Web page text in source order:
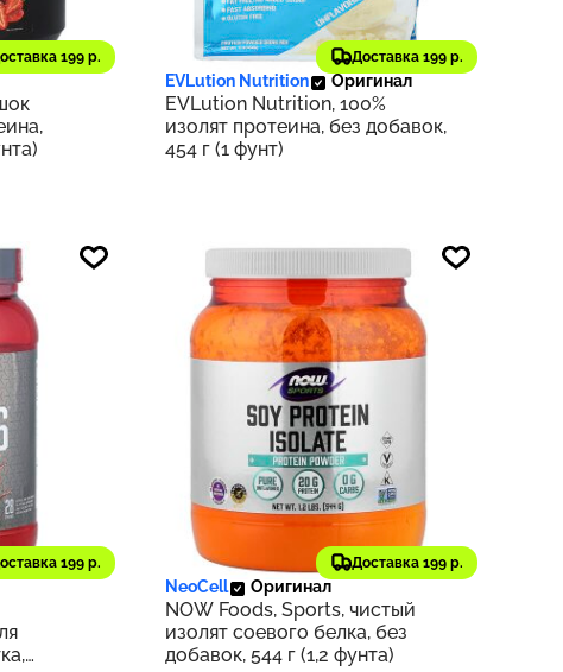
199 р.
797 Доставка 199 р.
3 253 ₽ 325
EVLution Nutrition Оригинал
EVLution Nutrition, 100%
изолят протеина, без добавок,
454 г (1 фунт)
199 р.
564 Доставка 199 р.
2 535 ₽ 254
NeoCell Оригинал
NOW Foods, Sports, чистый
изолят соевого белка, без
добавок, 544 г (1,2 фунта)